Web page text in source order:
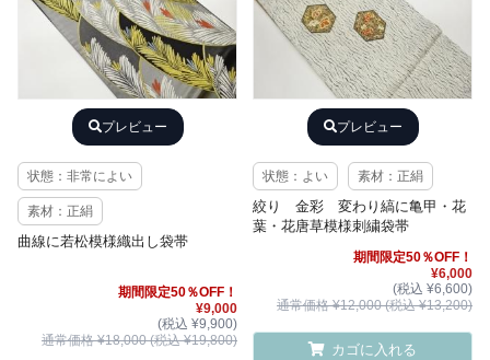
プレビュー
状態：非常によい
素材：正絹
曲線に若松模様織出し袋帯
期間限定50％OFF！
¥9,000
(税込 ¥9,900)
通常価格 ¥18,000 (税込 ¥19,800)
プレビュー
状態：よい 素材：正絹
絞り 金彩 変わり縞に亀甲・花
葉・花唐草模様刺繍袋帯
期間限定50％OFF！
¥6,000
(税込 ¥6,600)
通常価格 ¥12,000 (税込 ¥13,200)
カゴに入れる